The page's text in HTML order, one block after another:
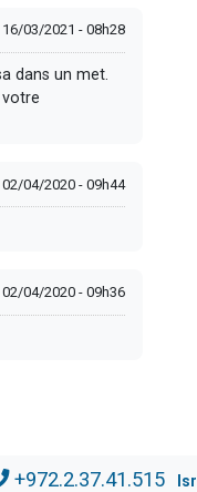
16/03/2021 - 08h28
dans un met.
02/04/2020 - 09h44
02/04/2020 - 09h36
+972.2.37.41.515